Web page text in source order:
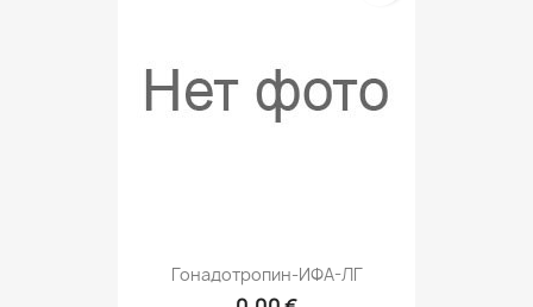
Гонадотропин-ИФА-ЛГ